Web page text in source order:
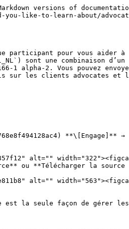
versions of
like-to-learn-about/
participant pour vous
sont une combinaison
alpha-2. Vous pouvez
sur les clients advocates et
**\[Engage]** →
ou **Télécharger la
la seule façon de gérer